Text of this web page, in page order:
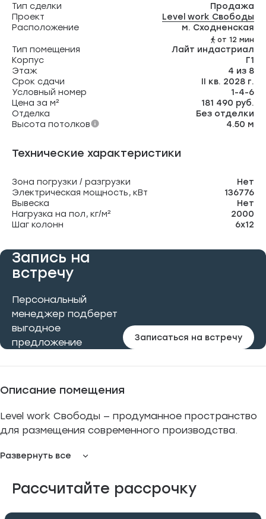
Тип сделки
Продажа
Проект
Level work Свободы
Расположение
м. Сходненская
от 12 мин
Тип помещения
Лайт индастриал
Корпус
Г1
Этаж
4 из 8
Срок сдачи
II кв. 2028 г.
Условный номер
1-4-6
Цена за м²
181 490 руб.
Отделка
Без отделки
Высота потолков
4.50 м
Технические характеристики
Зона погрузки / разгрузки
Нет
Электрическая мощность, кВт
136776
Вывеска
Нет
Нагрузка на пол, кг/м²
2000
Шаг колонн
6х12
Запись на
встречу
Персональный
менеджер подберет
выгодное
предложение
Записаться на встречу
Описание помещения
Level work Свободы — продуманное пространство
для размещения современного производства.
Помещение спроектировано с учётом всех
до тяжёлой промышленности. Лот имеет
свободную планировку и может быть адаптирован
под индивидуальные технологические процессы.
Развернуть все
Рассчитайте рассрочку